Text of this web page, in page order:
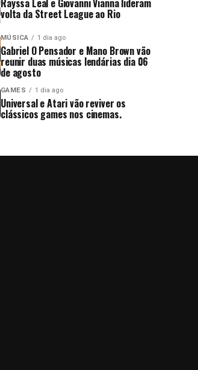
Rayssa Leal e Giovanni Vianna lideram
volta da Street League ao Rio
MÚSICA 1 dia ago
Gabriel O Pensador e Mano Brown vão
reunir duas músicas lendárias dia 06
de agosto
GAMES 1 dia ago
Universal e Atari vão reviver os
clássicos games nos cinemas.